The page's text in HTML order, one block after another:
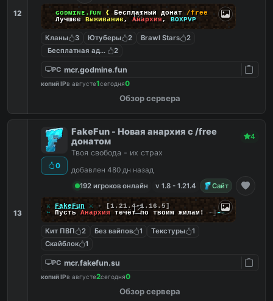
12 ɢᴏᴅᴍɪɴᴇ.ꜰᴜɴ ❰ Бесплатный донат /free
Лучшее Выживание, Анархия, BOXPVP
Кланы 3 Ютуберы 2 Brawl Stars
2
Бесплатная админка
2
PC mcr.godmine.fun
копий IPв августе1сегодня0
Обзор сервера
13
0
FakeFun - Новая анархия с /free
донатом
4
Твоя свобода - их страх
добавлен 480 дн назад
192 игроков онлайн
v 1.8 - 1.21.4 Сайт
╔ ⚔ FakeFun ⚔ ▪
[1.21.4-1.16.5]
╚ ➵ Пусть Анархия течёт по твоим жилам! -]--
Кит ПВП 2 Без вайпов 1 Текстуры
1
Скайблок
1
PC mcr.fakefun.su
копий IPв августе2сегодня0
Обзор сервера